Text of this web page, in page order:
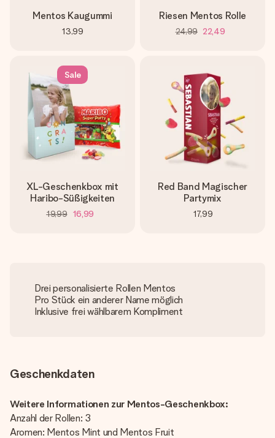
Mentos Kaugummi
13,99
Riesen Mentos Rolle
24,99 22,49
Sale
XL-Geschenkbox mit
Haribo-Süßigkeiten
19,99 16,99
Red Band Magischer
Partymix
17,99
Drei personalisierte Rollen Mentos
Pro Stück ein anderer Name möglich
Inklusive frei wählbarem Kompliment
Geschenkdaten
Weitere Informationen zur Mentos-Geschenkbox:
Anzahl der Rollen: 3
Aromen: Mentos Mint und Mentos Fruit